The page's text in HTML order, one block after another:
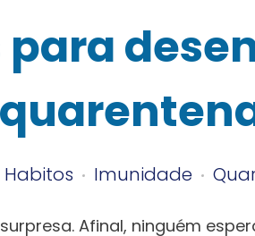
Habitos Imunidade
Afinal, ninguém